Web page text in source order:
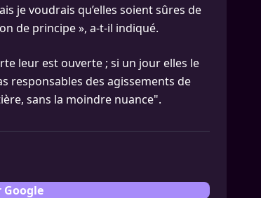
je voudrais qu’elles soient sûres de
de principe », a-t-il indiqué.
leur est ouverte ; si un jour elles le
responsables des agissements de
sans la moindre nuance".
Google